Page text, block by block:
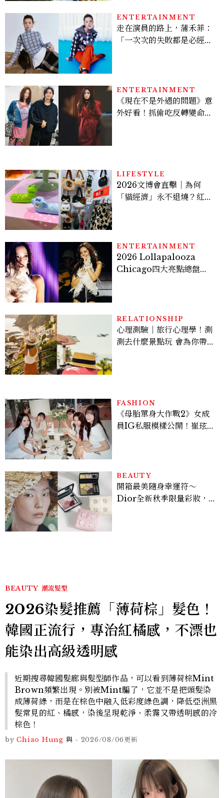
ENTERTAINMENT
走在演員的路上，蒲禾菲：
「一次次的失敗都是必經過
ENTERTAINMENT
《現在不是外遇的問題》意
外好看！抓偷吃反轉變命
LIFESTYLE
2026文博會直擊｜為何
「貓經濟」永不退燒？紅到
ENTERTAINMENT
2026 Lollapalooza
Chicago四大亮點總盤
RELATIONSHIP
心理測驗｜旅行心理學！測
測去什麼景點玩 會為你帶來
FASHION
《母胎單身大作戰2》女成
員IG私服模樣公開！崔玹諝
BEAUTY
開箱最美隨身幸運符～
Dior全新秋季限量彩妝，
BEAUTY 潮流髮型
2026染髮推薦「薄荷棕」髮色！
韓國正流行，專治紅橘感，不漂也
能染出高級透明感
近期搜尋韓國髮廊與髮型師作品，可以看到薄荷棕Mint
Brown頻繁出現。別被Mint騙了，它並不是把頭髮染
成薄荷綠，而是在棕色中融入低彩度綠色調，降低亞洲黑
髮常見的紅、橘感，染後呈現乾淨、柔霧又帶透明感的冷
棕色！
by Chiao Hung 與 - 2026/08/06更新